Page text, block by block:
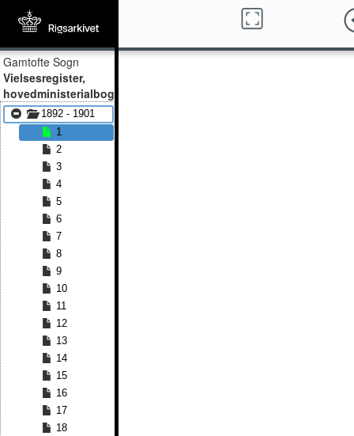
Gamtofte Sogn
Vielsesregister,
hovedministerialbog
1892 - 1901
1
2
3
4
5
6
7
8
9
10
11
12
13
14
15
16
17
18